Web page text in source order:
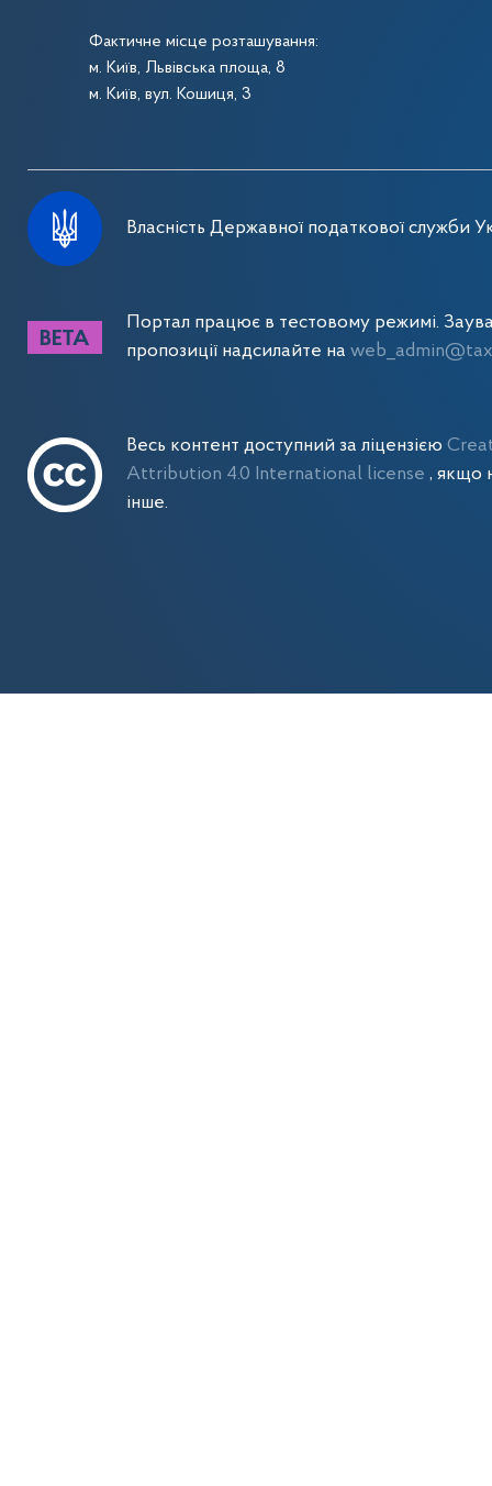
Фактичне місце розташування:
м. Київ, Львівська площа, 8
м. Київ, вул. Кошиця, 3
Власність Державної податкової служби
Портал працює в тестовому режимі.
пропозиції надсилайте на
Весь контент доступний за ліцензією
Attribution 4.0 International license , якщо
інше.